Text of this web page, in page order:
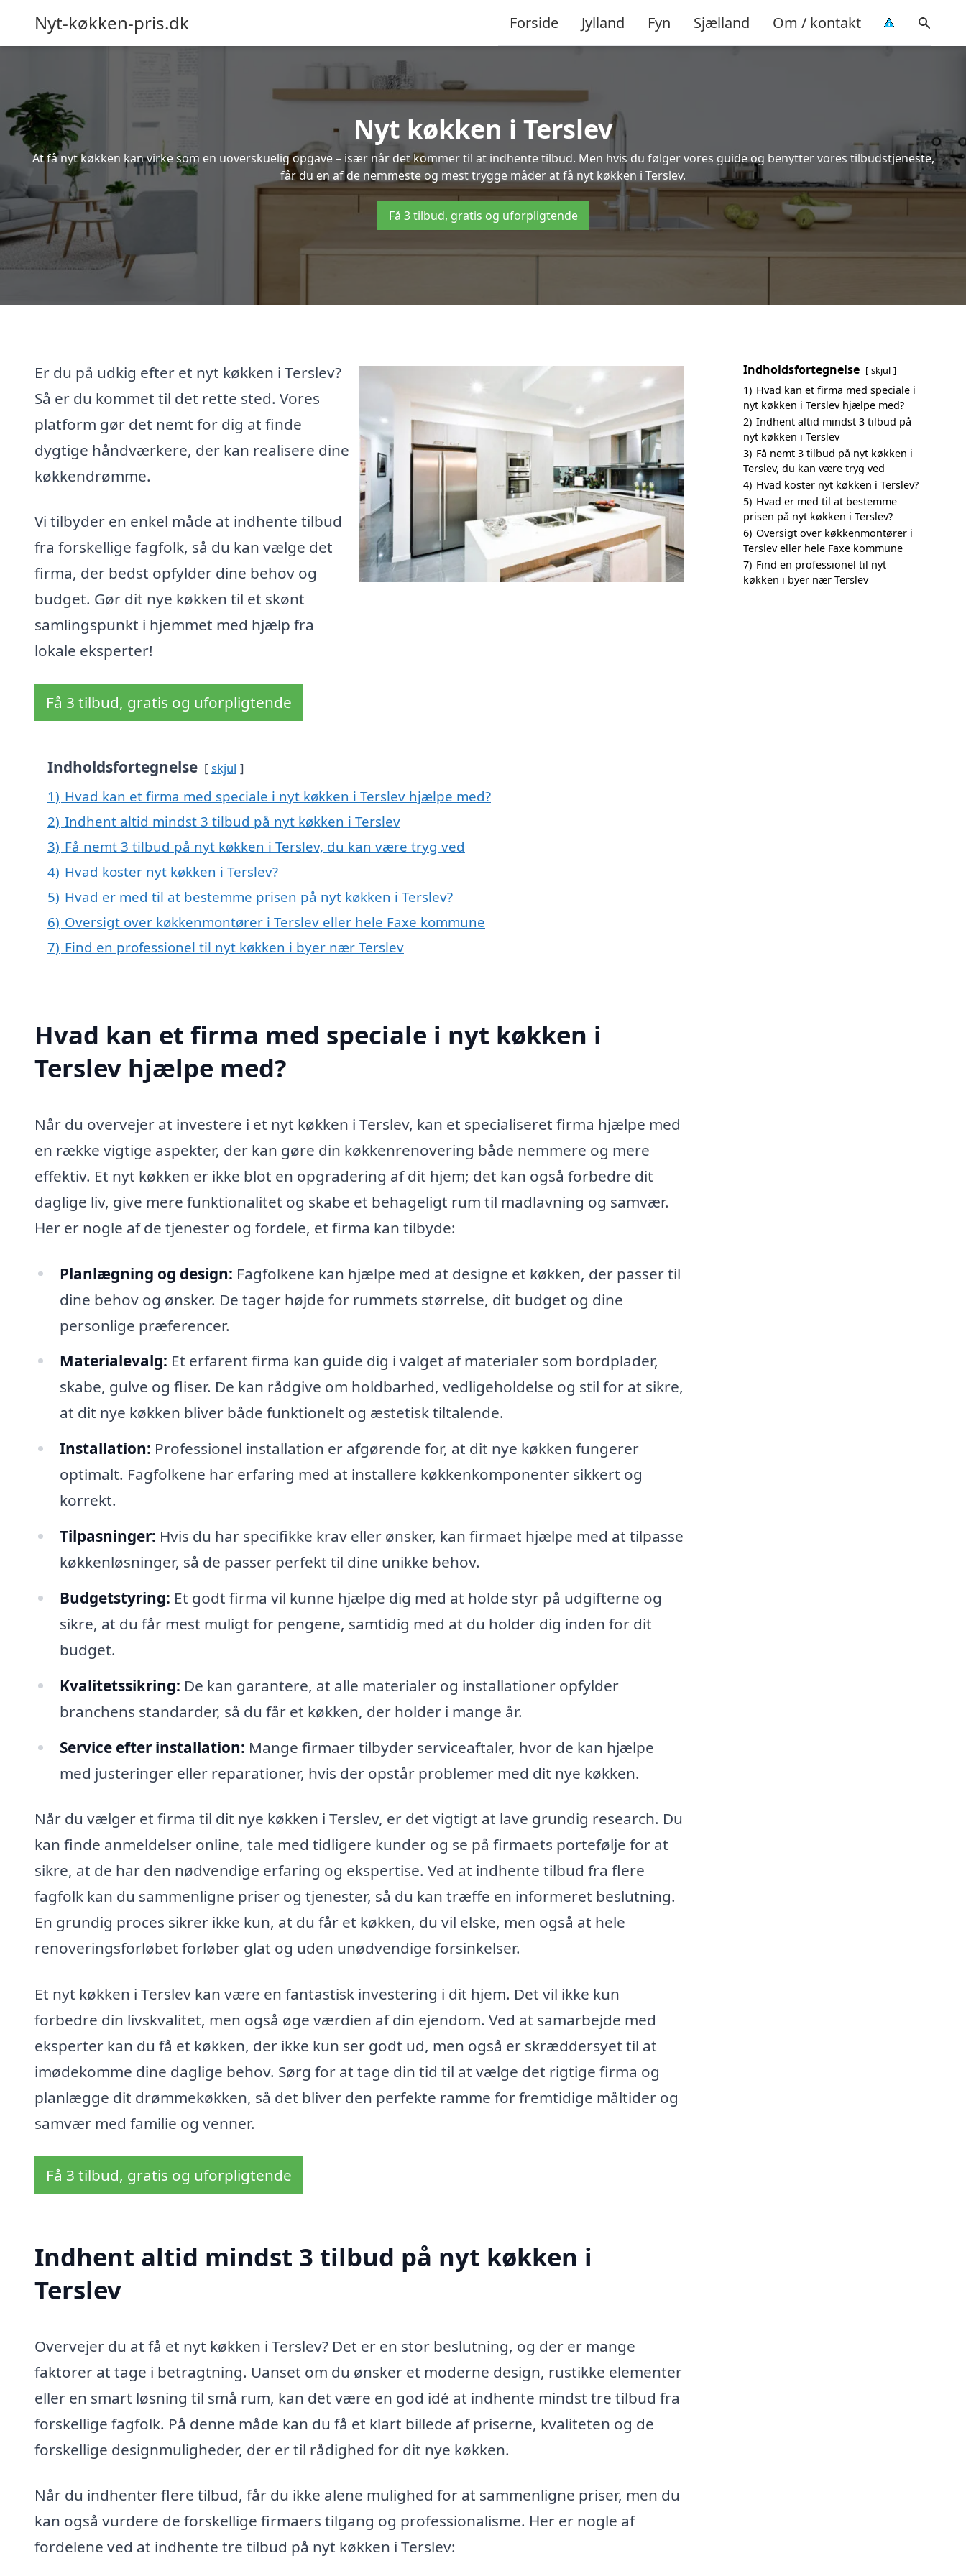
Nyt-køkken-pris.dk Forside Jylland Fyn Sjælland Om / kontakt
Nyt køkken i Terslev
At få nyt køkken kan virke som en uoverskuelig opgave – især når det kommer til at indhente tilbud. Men hvis du følger vores guide og benytter vores tilbudstjeneste,
får du en af de nemmeste og mest trygge måder at få nyt køkken i Terslev.
Få 3 tilbud, gratis og uforpligtende
Er du på udkig efter et nyt køkken i Terslev?
Så er du kommet til det rette sted. Vores
platform gør det nemt for dig at finde
dygtige håndværkere, der kan realisere dine
køkkendrømme.
Vi tilbyder en enkel måde at indhente tilbud
fra forskellige fagfolk, så du kan vælge det
firma, der bedst opfylder dine behov og
budget. Gør dit nye køkken til et skønt
samlingspunkt i hjemmet med hjælp fra
lokale eksperter!
Få 3 tilbud, gratis og uforpligtende
Indholdsfortegnelse skjul
1) Hvad kan et firma med speciale i nyt køkken i Terslev hjælpe med?
2) Indhent altid mindst 3 tilbud på nyt køkken i Terslev
3) Få nemt 3 tilbud på nyt køkken i Terslev, du kan være tryg ved
4) Hvad koster nyt køkken i Terslev?
5) Hvad er med til at bestemme prisen på nyt køkken i Terslev?
6) Oversigt over køkkenmontører i Terslev eller hele Faxe kommune
7) Find en professionel til nyt køkken i byer nær Terslev
Hvad kan et firma med speciale i nyt køkken i
Terslev hjælpe med?
Når du overvejer at investere i et nyt køkken i Terslev, kan et specialiseret firma hjælpe med
en række vigtige aspekter, der kan gøre din køkkenrenovering både nemmere og mere
effektiv. Et nyt køkken er ikke blot en opgradering af dit hjem; det kan også forbedre dit
daglige liv, give mere funktionalitet og skabe et behageligt rum til madlavning og samvær.
Her er nogle af de tjenester og fordele, et firma kan tilbyde:
Planlægning og design: Fagfolkene kan hjælpe med at designe et køkken, der passer til
dine behov og ønsker. De tager højde for rummets størrelse, dit budget og dine
personlige præferencer.
Materialevalg: Et erfarent firma kan guide dig i valget af materialer som bordplader,
skabe, gulve og fliser. De kan rådgive om holdbarhed, vedligeholdelse og stil for at sikre,
at dit nye køkken bliver både funktionelt og æstetisk tiltalende.
Installation: Professionel installation er afgørende for, at dit nye køkken fungerer
optimalt. Fagfolkene har erfaring med at installere køkkenkomponenter sikkert og
korrekt.
Tilpasninger: Hvis du har specifikke krav eller ønsker, kan firmaet hjælpe med at tilpasse
køkkenløsninger, så de passer perfekt til dine unikke behov.
Budgetstyring: Et godt firma vil kunne hjælpe dig med at holde styr på udgifterne og
sikre, at du får mest muligt for pengene, samtidig med at du holder dig inden for dit
budget.
Kvalitetssikring: De kan garantere, at alle materialer og installationer opfylder
branchens standarder, så du får et køkken, der holder i mange år.
Service efter installation: Mange firmaer tilbyder serviceaftaler, hvor de kan hjælpe
med justeringer eller reparationer, hvis der opstår problemer med dit nye køkken.
Når du vælger et firma til dit nye køkken i Terslev, er det vigtigt at lave grundig research. Du
kan finde anmeldelser online, tale med tidligere kunder og se på firmaets portefølje for at
sikre, at de har den nødvendige erfaring og ekspertise. Ved at indhente tilbud fra flere
fagfolk kan du sammenligne priser og tjenester, så du kan træffe en informeret beslutning.
En grundig proces sikrer ikke kun, at du får et køkken, du vil elske, men også at hele
renoveringsforløbet forløber glat og uden unødvendige forsinkelser.
Et nyt køkken i Terslev kan være en fantastisk investering i dit hjem. Det vil ikke kun
forbedre din livskvalitet, men også øge værdien af din ejendom. Ved at samarbejde med
eksperter kan du få et køkken, der ikke kun ser godt ud, men også er skræddersyet til at
imødekomme dine daglige behov. Sørg for at tage din tid til at vælge det rigtige firma og
planlægge dit drømmekøkken, så det bliver den perfekte ramme for fremtidige måltider og
samvær med familie og venner.
Få 3 tilbud, gratis og uforpligtende
Indhent altid mindst 3 tilbud på nyt køkken i
Terslev
Overvejer du at få et nyt køkken i Terslev? Det er en stor beslutning, og der er mange
faktorer at tage i betragtning. Uanset om du ønsker et moderne design, rustikke elementer
eller en smart løsning til små rum, kan det være en god idé at indhente mindst tre tilbud fra
forskellige fagfolk. På denne måde kan du få et klart billede af priserne, kvaliteten og de
forskellige designmuligheder, der er til rådighed for dit nye køkken.
Når du indhenter flere tilbud, får du ikke alene mulighed for at sammenligne priser, men du
kan også vurdere de forskellige firmaers tilgang og professionalisme. Her er nogle af
fordelene ved at indhente tre tilbud på nyt køkken i Terslev:
Indholdsfortegnelse skjul
1) Hvad kan et firma med speciale i
nyt køkken i Terslev hjælpe med?
2) Indhent altid mindst 3 tilbud på
nyt køkken i Terslev
3) Få nemt 3 tilbud på nyt køkken i
Terslev, du kan være tryg ved
4) Hvad koster nyt køkken i Terslev?
5) Hvad er med til at bestemme
prisen på nyt køkken i Terslev?
6) Oversigt over køkkenmontører i
Terslev eller hele Faxe kommune
7) Find en professionel til nyt
køkken i byer nær Terslev